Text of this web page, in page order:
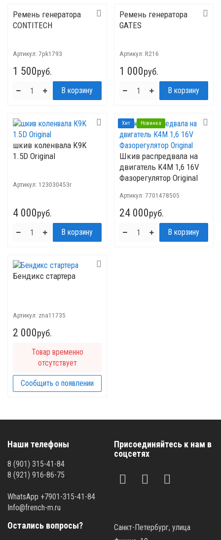
Ремень генератора
CONTITECH
Артикул: 7pk1793
1 500руб.
Ремень генератора
GATES
Артикул: R216
1 000руб.
шкив коленвала K9K
1.5D Original
Артикул: 123030453r
4 000руб.
Хит Новинка
Шкив распредвала на
двигатель K4M 1,6 16V
Фазорегулятор Original
Артикул: 7701478505
24 000руб.
Бендикс стартера
Артикул: znа11735
2 000руб.
Товар временно
отсутствует
Сообщить о появлении
Наши телефоны
8 (901) 315-41-84
8 (921) 916-86-75
WhatsApp +7901-315-41-84
Info@french-m.ru
Присоединяйтесь к нам в
соцсетях
Остались вопросы?
Санкт-Петербург, улица